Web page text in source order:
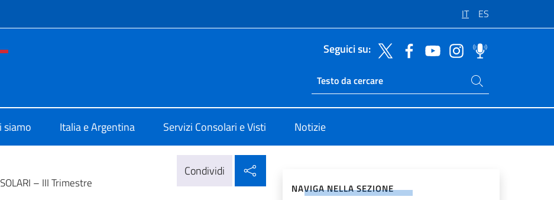
IT ES
Seguici su:
Ricerca sito live
Cerca nel sito
siamo Italia e Argentina Servizi Consolari e Visti Notizie
– III Trimestre
Condividi
NAVIGA NELLA SEZIONE